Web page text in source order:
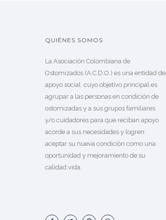
QUIÉNES SOMOS
La Asociación Colombiana de
Ostomizados (A.C.D.O.) es una entidad de
apoyo social cuyo objetivo principal es
agrupar a las personas en condición de
ostomizadas y a sus grupos familiares
y/o cuidadores para que reciban apoyo
acorde a sus necesidades y logren
aceptar su nueva condición como una
oportunidad y mejoramiento de su
calidad vida.